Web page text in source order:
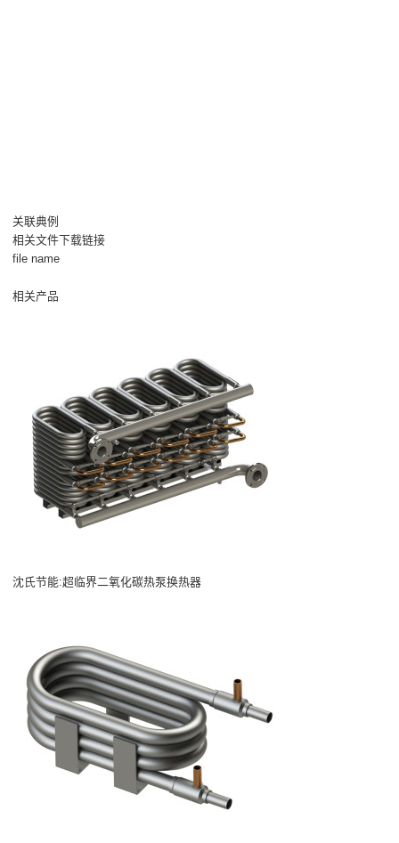
关联典例
相关文件下载链接
file name
相关产品
沈氏节能:超临界二氧化碳热泵换热器